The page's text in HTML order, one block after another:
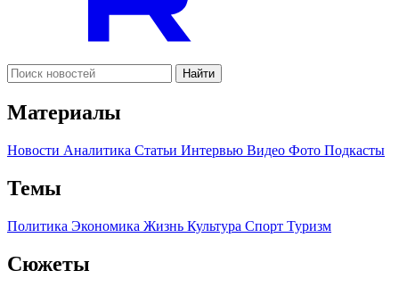
Найти
Материалы
Новости Аналитика Статьи Интервью Видео Фото Подкасты
Темы
Политика Экономика Жизнь Культура Спорт Туризм
Сюжеты